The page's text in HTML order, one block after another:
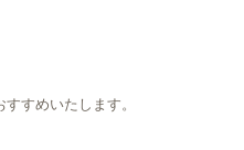
すめいたします。